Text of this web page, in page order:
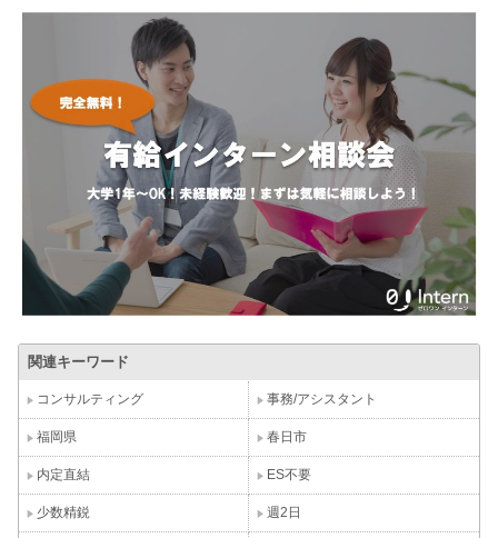
関連キーワード
コンサルティング 事務/アシスタント
福岡県 春日市
内定直結 ES不要
少数精鋭 週2日